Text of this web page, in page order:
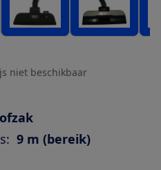
niet beschikbaar
9 m (bereik)